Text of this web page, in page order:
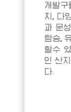
개발
치, 다
과 문
탐승,
할수
인 산
다.